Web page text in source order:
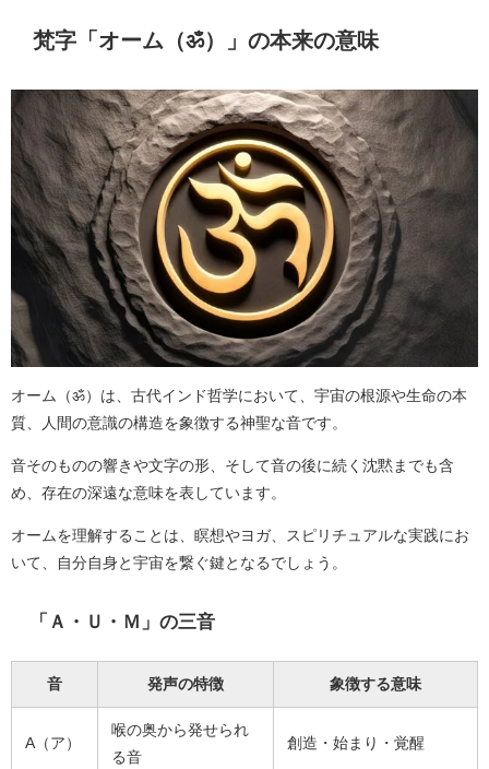
梵字「オーム（ॐ）」の本来の意味
オーム（ॐ）は、古代インド哲学において、宇宙の根源や生命の本
質、人間の意識の構造を象徴する神聖な音です。
音そのものの響きや文字の形、そして音の後に続く沈黙までも含
め、存在の深遠な意味を表しています。
オームを理解することは、瞑想やヨガ、スピリチュアルな実践にお
いて、自分自身と宇宙を繋ぐ鍵となるでしょう。
「Ａ・Ｕ・Ｍ」の三音
音 発声の特徴 象徴する意味
A（ア）
喉の奥から発せられ
る音
創造・始まり・覚醒